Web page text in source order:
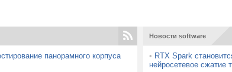
панорамного корпуса
Новости software
• RTX Spark
нейросетевое сжатие